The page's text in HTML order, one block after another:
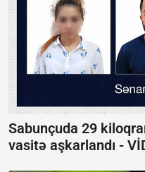
Sabunçuda 29
vasitə aşkarlandı -